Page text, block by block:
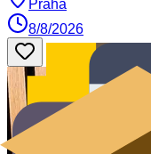
Praha
8/8/2026